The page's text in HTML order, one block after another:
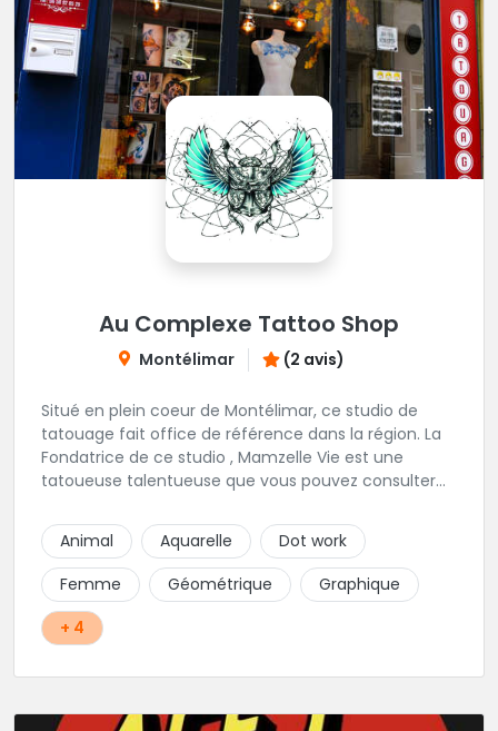
Au Complexe Tattoo Shop
Montélimar (2 avis)
Situé en plein coeur de Montélimar, ce studio de
tatouage fait office de référence dans la région. La
Fondatrice de ce studio , Mamzelle Vie est une
tatoueuse talentueuse que vous pouvez consulter
Animal
Aquarelle
Dot work
Femme
Géométrique
Graphique
+ 4